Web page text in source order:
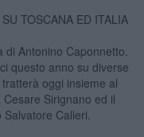
TOSCANA ED ITALIA
Antonino Caponnetto.
questo anno su diverse
oggi insieme al
Sirignano ed il
Calleri.